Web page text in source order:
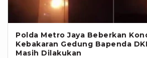
Polda Metro Jaya Beberkan
Kebakaran Gedung Bapenda
Masih Dilakukan